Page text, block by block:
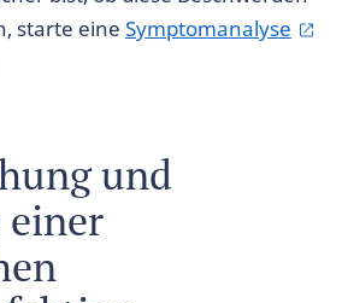
starte eine Symptomanalyse
und
einer